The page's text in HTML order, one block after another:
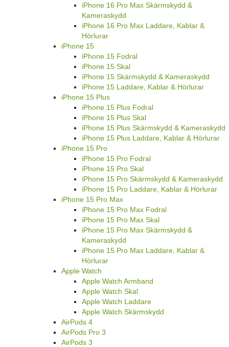
iPhone 16 Pro Max Skärmskydd &
Kameraskydd
iPhone 16 Pro Max Laddare, Kablar &
Hörlurar
iPhone 15
iPhone 15 Fodral
iPhone 15 Skal
iPhone 15 Skärmskydd & Kameraskydd
iPhone 15 Laddare, Kablar & Hörlurar
iPhone 15 Plus
iPhone 15 Plus Fodral
iPhone 15 Plus Skal
iPhone 15 Plus Skärmskydd & Kameraskydd
iPhone 15 Plus Laddare, Kablar & Hörlurar
iPhone 15 Pro
iPhone 15 Pro Fodral
iPhone 15 Pro Skal
iPhone 15 Pro Skärmskydd & Kameraskydd
iPhone 15 Pro Laddare, Kablar & Hörlurar
iPhone 15 Pro Max
iPhone 15 Pro Max Fodral
iPhone 15 Pro Max Skal
iPhone 15 Pro Max Skärmskydd &
Kameraskydd
iPhone 15 Pro Max Laddare, Kablar &
Hörlurar
Apple Watch
Apple Watch Armband
Apple Watch Skal
Apple Watch Laddare
Apple Watch Skärmskydd
AirPods 4
AirPods Pro 3
AirPods 3